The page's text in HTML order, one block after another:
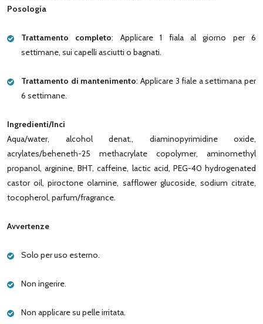
Posologia
Trattamento completo: Applicare 1 fiala al giorno per 6
settimane, sui capelli asciutti o bagnati.
Trattamento di mantenimento: Applicare 3 fiale a settimana per
6 settimane.
Ingredienti/Inci
Aqua/water, alcohol denat., diaminopyrimidine oxide,
acrylates/beheneth-25 methacrylate copolymer, aminomethyl
propanol, arginine, BHT, caffeine, lactic acid, PEG-40 hydrogenated
castor oil, piroctone olamine, safflower glucoside, sodium citrate,
tocopherol, parfum/fragrance.
Avvertenze
Solo per uso esterno.
Non ingerire.
Non applicare su pelle irritata.